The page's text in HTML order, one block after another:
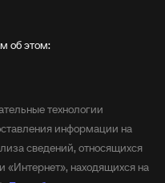
об этом:
технологии
информации на
сведений, относящихся
«Интернет», находящихся на